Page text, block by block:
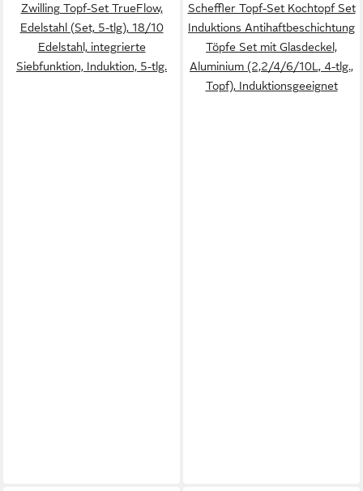
Zwilling Topf-Set TrueFlow,
Edelstahl (Set, 5-tlg), 18/10
Edelstahl, integrierte
Siebfunktion, Induktion, 5-tlg.
Scheffler Topf-Set Kochtopf Set
Induktions Antihaftbeschichtung
Töpfe Set mit Glasdeckel,
Aluminium (2,2/4/6/10L, 4-tlg.,
Topf), Induktionsgeeignet